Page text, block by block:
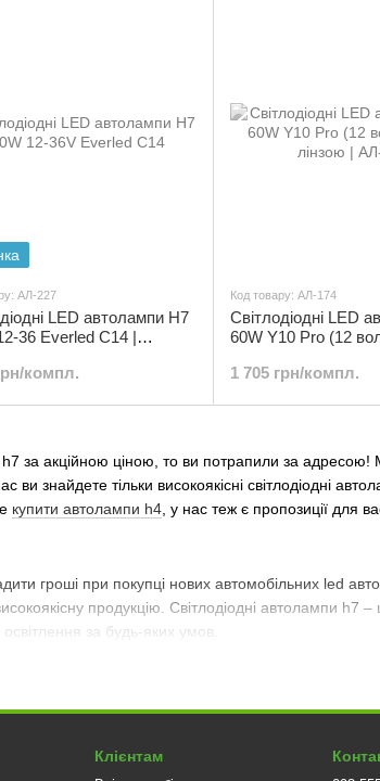
за акційною ціною, то ви потрапили за
ви знайдете тільки високоякісні світлодіодні
купити автолампи h4 , у нас теж є пропозиції для
гроші при покупці нових автомобільних led
продукцію. Світлодіодні автолампи h7
за будь-яких умов.
АЛ-227
LED автолампи H7
36 Everled C14 |
компл.
Код товару: АЛ-174
Світлодіодні LED
60W Y10 Pro (12
1 705 грн/компл.
Клієнтам